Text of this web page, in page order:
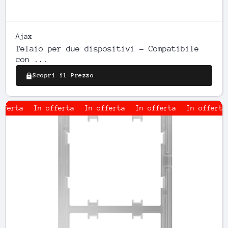
Ajax
Telaio per due dispositivi - Compatibile
con ...
Scopri il Prezzo
In offerta In offerta In offerta In offerta In